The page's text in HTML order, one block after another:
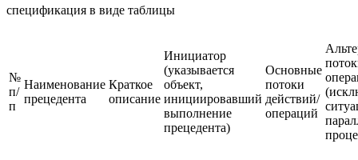
спецификация в виде таблицы
№
п/
п
Наименование
прецедента
Краткое
описание
Инициатор
(указывается
объект,
инициировавший
выполнение
прецедента)
Основные
потоки
действий/
операций